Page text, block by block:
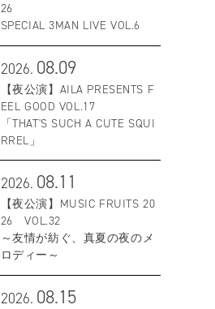
26
SPECIAL 3MAN LIVE VOL.6
2026. 08.09
【夜公演】AILA PRESENTS F
EEL GOOD VOL.17
「THAT'S SUCH A CUTE SQUI
RREL」
2026. 08.11
【夜公演】MUSIC FRUITS 20
26 VOL.32
～友情が紡ぐ、真夏の夜のメ
ロディー～
2026. 08.15